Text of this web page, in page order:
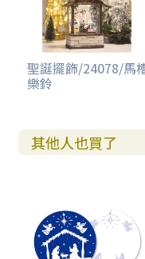
聖誕擺飾/24078/馬
樂鈴
其他人也買了